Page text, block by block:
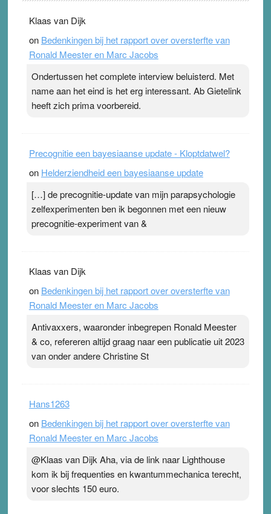
topsporters. Ze hopen ermee hun hartslag te verlagen
terwijl ze meer zuurstof opnemen. Daarop heeft zo’n
pleister geen effect. Maar het gevoel ‘makkelijker te
Pleisterplakkers in de topspsort ›[...]
Klaas van Dijk
on Bedenkingen bij het rapport over oversterfte van
Ronald Meester en Marc Jacobs
Ondertussen het complete interview beluisterd. Met
name aan het eind is het erg interessant. Ab Gietelink
heeft zich prima voorbereid.
Precognitie een bayesiaanse update - Kloptdatwel?
on Helderziendheid een bayesiaanse update
[…] de precognitie-update van mijn parapsychologie
zelfexperimenten ben ik begonnen met een nieuw
precognitie-experiment van &
Klaas van Dijk
on Bedenkingen bij het rapport over oversterfte van
Ronald Meester en Marc Jacobs
Antivaxxers, waaronder inbegrepen Ronald Meester
& co, refereren altijd graag naar een publicatie uit 2023
van onder andere Christine St
Hans1263
on Bedenkingen bij het rapport over oversterfte van
Ronald Meester en Marc Jacobs
@Klaas van Dijk Aha, via de link naar Lighthouse
kom ik bij frequenties en kwantummechanica terecht,
voor slechts 150 euro.